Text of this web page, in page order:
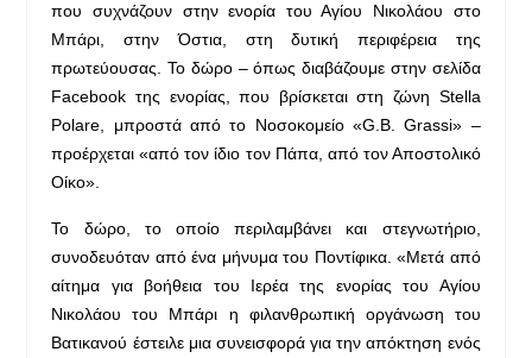
που συχνάζουν στην ενορία του Αγίου Νικολάου στο
Μπάρι, στην Όστια, στη δυτική περιφέρεια της
πρωτεύουσας. Το δώρο – όπως διαβάζουμε στην σελίδα
Facebook της ενορίας, που βρίσκεται στη ζώνη Stella
Polare, μπροστά από το Νοσοκομείο «G.B. Grassi» –
προέρχεται «από τον ίδιο τον Πάπα, από τον Αποστολικό
Οίκο».
Το δώρο, το οποίο περιλαμβάνει και στεγνωτήριο,
συνοδευόταν από ένα μήνυμα του Ποντίφικα. «Μετά από
αίτημα για βοήθεια του Ιερέα της ενορίας του Αγίου
Νικολάου του Μπάρι η φιλανθρωπική οργάνωση του
Βατικανού έστειλε μια συνεισφορά για την απόκτηση ενός